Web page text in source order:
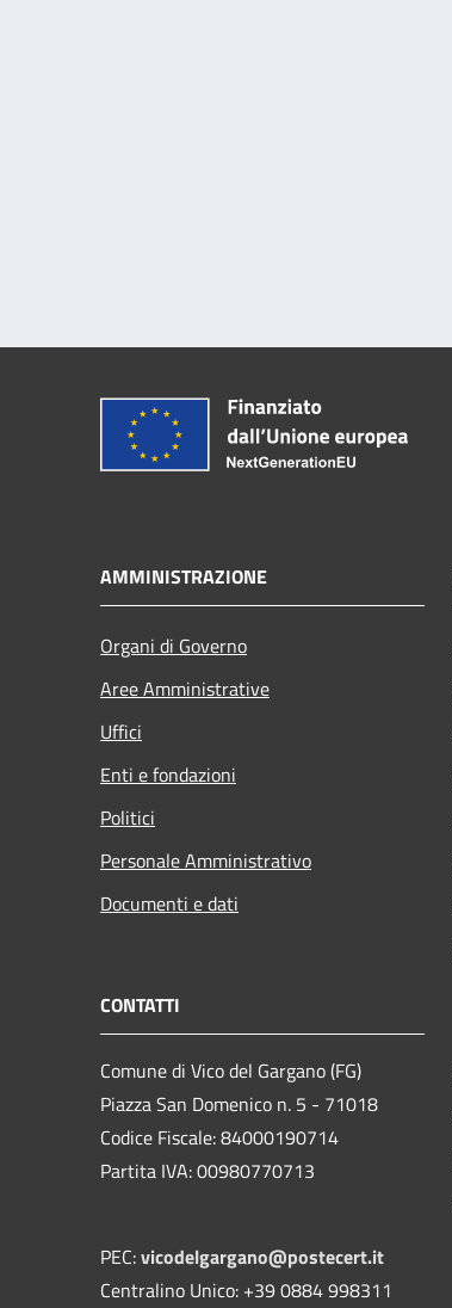
AMMINISTRAZIONE
Organi di Governo
Aree Amministrative
Uffici
Enti e fondazioni
Politici
Personale Amministrativo
Documenti e dati
CONTATTI
Comune di Vico del Gargano (FG)
Piazza San Domenico n. 5 - 71018
Codice Fiscale: 84000190714
Partita IVA: 00980770713
PEC:vicodelgargano@postecert.it
Centralino Unico: +39 0884 998311